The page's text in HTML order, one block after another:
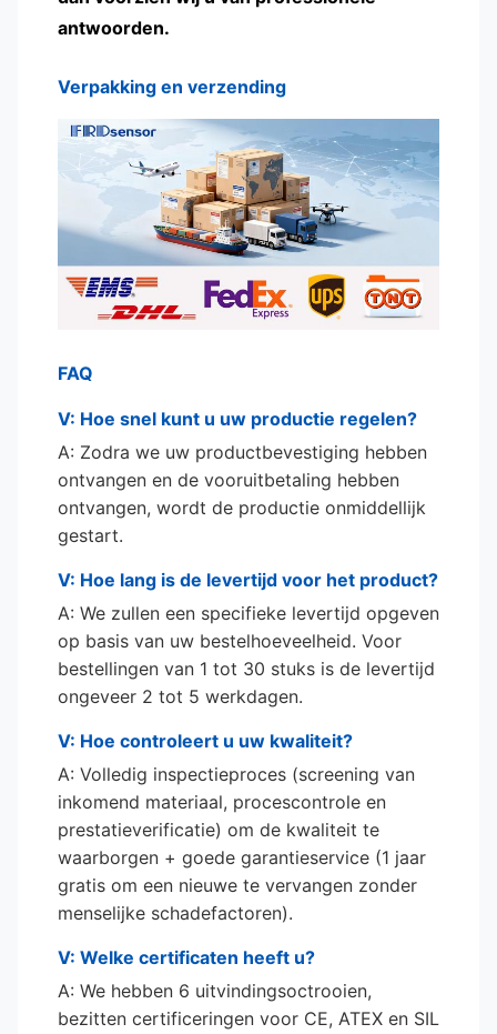
antwoorden.
Verpakking en verzending
FAQ
V: Hoe snel kunt u uw productie regelen?
A: Zodra we uw productbevestiging hebben
ontvangen en de vooruitbetaling hebben
ontvangen, wordt de productie onmiddellijk
gestart.
V: Hoe lang is de levertijd voor het product?
A: We zullen een specifieke levertijd opgeven
op basis van uw bestelhoeveelheid. Voor
bestellingen van 1 tot 30 stuks is de levertijd
ongeveer 2 tot 5 werkdagen.
V: Hoe controleert u uw kwaliteit?
A: Volledig inspectieproces (screening van
inkomend materiaal, procescontrole en
prestatieverificatie) om de kwaliteit te
waarborgen + goede garantieservice (1 jaar
gratis om een nieuwe te vervangen zonder
menselijke schadefactoren).
V: Welke certificaten heeft u?
A: We hebben 6 uitvindingsoctrooien,
bezitten certificeringen voor CE, ATEX en SIL